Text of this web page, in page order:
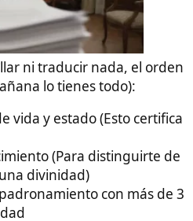
de vuestra
para ir al notario el día
en el consuladoy
al consulado
los Email
, decid
tu pareja pareja
que una apoderada la
España contigo.